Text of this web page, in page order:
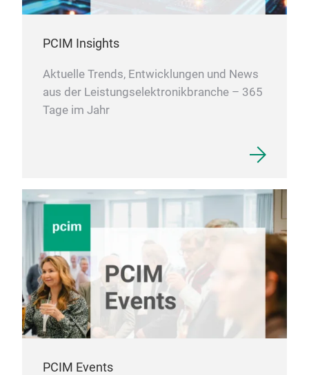
PCIM Insights
Aktuelle Trends, Entwicklungen und News
aus der Leistungselektronikbranche – 365
Tage im Jahr
PCIM Events